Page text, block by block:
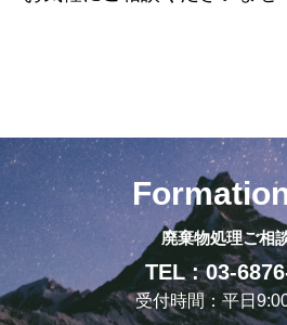
廃棄物処理ご相
TEL : 03-
受付時間：平日